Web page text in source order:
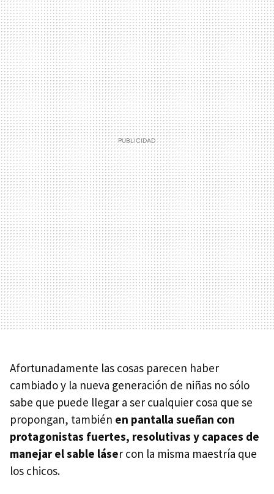
Afortunadamente las cosas parecen haber
cambiado y la nueva generación de niñas no sólo
sabe que puede llegar a ser cualquier cosa que se
propongan, también en pantalla sueñan con
protagonistas fuertes, resolutivas y capaces de
manejar el sable láser con la misma maestría que
los chicos.